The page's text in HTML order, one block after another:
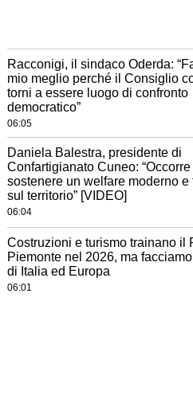
Racconigi, il sindaco Oderda:
mio meglio perché il Consiglio
torni a essere luogo di confronto
democratico”
06:05
Daniela Balestra, presidente di
Confartigianato Cuneo: “Occorre
sostenere un welfare moderno e
sul territorio” [VIDEO]
06:04
Costruzioni e turismo trainano il
Piemonte nel 2026, ma
di Italia ed Europa
06:01